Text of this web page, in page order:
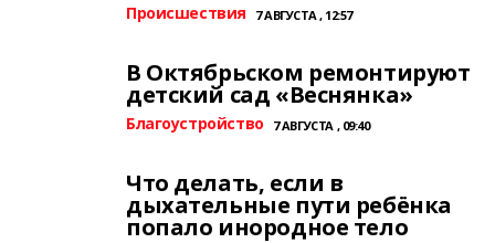
Происшествия 7 АВГУСТА , 12:57
В Октябрьском ремонтируют
детский сад «Веснянка»
Благоустройство 7 АВГУСТА , 09:40
Что делать, если в
дыхательные пути ребёнка
попало инородное тело